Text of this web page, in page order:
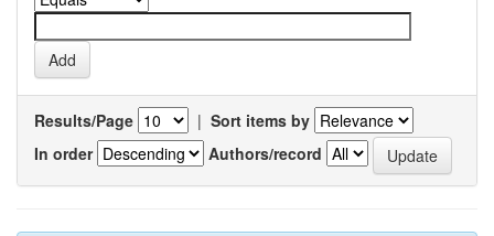
Results/Page | Sort items by
In order
Authors/record